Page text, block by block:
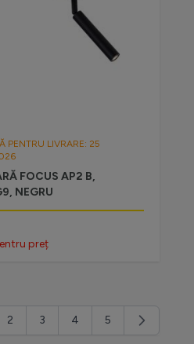
PENTRU LIVRARE: 25
FOCUS AP2 B,
NEGRU
preț
moment citești pagina
Pagină
2 Pagină
3 Pagină
4 Pagină
5